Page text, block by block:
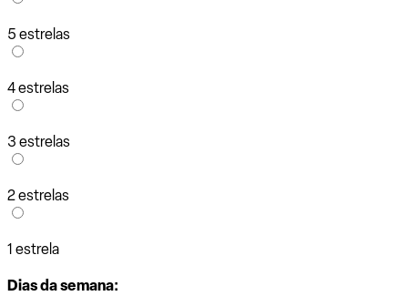
5 estrelas
4 estrelas
3 estrelas
2 estrelas
1 estrela
Dias da semana: